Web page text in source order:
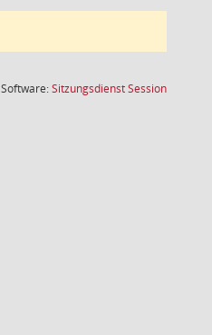
Software:SitzungsdienstSession(Wird in